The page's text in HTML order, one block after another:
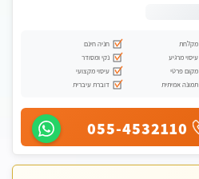
מקלחת
חניה חינם
עיסוי מרגיע
נקי ומסודר
מקום פרטי
עיסוי מקצועי
תמונה אמיתית
דוברת עיברית
055-4532110